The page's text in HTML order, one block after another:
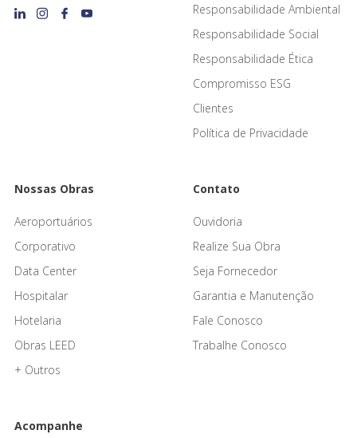
Responsabilidade Ambiental
Responsabilidade Social
Responsabilidade Ética
Compromisso ESG
Clientes
Política de Privacidade
Nossas Obras
Aeroportuários
Corporativo
Data Center
Hospitalar
Hotelaria
Obras LEED
+ Outros
Contato
Ouvidoria
Realize Sua Obra
Seja Fornecedor
Garantia e Manutenção
Fale Conosco
Trabalhe Conosco
Acompanhe